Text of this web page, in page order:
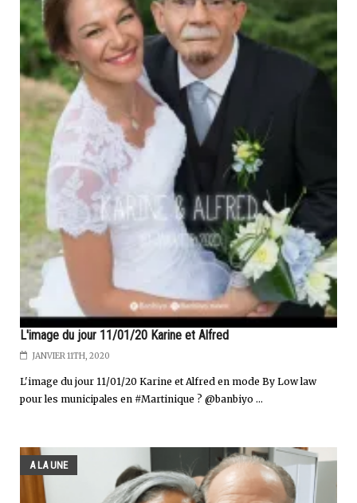
L'image du jour 11/01/20 Karine et Alfred
JANVIER 11TH, 2020
L'image du jour 11/01/20 Karine et Alfred en mode By Low law
pour les municipales en #Martinique ? @banbiyo ...
A LA UNE